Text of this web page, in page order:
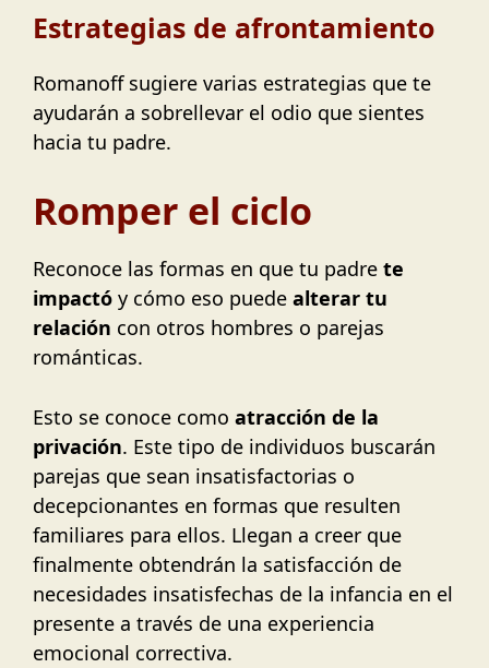
Estrategias de afrontamiento
Romanoff sugiere varias estrategias que te
ayudarán a sobrellevar el odio que sientes
hacia tu padre.
Romper el ciclo
Reconoce las formas en que tu padre te
impactó y cómo eso puede alterar tu
relación con otros hombres o parejas
románticas.
Esto se conoce como atracción de la
privación. Este tipo de individuos buscarán
parejas que sean insatisfactorias o
decepcionantes en formas que resulten
familiares para ellos. Llegan a creer que
finalmente obtendrán la satisfacción de
necesidades insatisfechas de la infancia en el
presente a través de una experiencia
emocional correctiva.